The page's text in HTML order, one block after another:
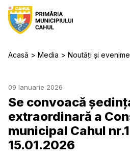
Acasă Media Noutăți și
09 Ianuarie 2026
Se convoacă
extraordinară a
municipal Cahul
15.01.2026